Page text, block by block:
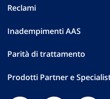
Reclami
Inadempimenti AAS
Parità di trattamento
Prodotti Partner e